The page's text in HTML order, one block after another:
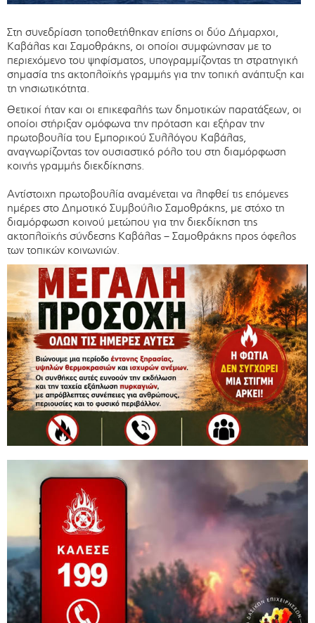
Στη συνεδρίαση τοποθετήθηκαν επίσης οι δύο Δήμαρχοι,
Καβάλας και Σαμοθράκης, οι οποίοι συμφώνησαν με το
περιεχόμενο του ψηφίσματος, υπογραμμίζοντας τη στρατηγική
σημασία της ακτοπλοϊκής γραμμής για την τοπική ανάπτυξη και
τη νησιωτικότητα.
Θετικοί ήταν και οι επικεφαλής των δημοτικών παρατάξεων, οι
οποίοι στήριξαν ομόφωνα την πρόταση και εξήραν την
πρωτοβουλία του Εμπορικού Συλλόγου Καβάλας,
αναγνωρίζοντας τον ουσιαστικό ρόλο του στη διαμόρφωση
κοινής γραμμής διεκδίκησης.
Αντίστοιχη πρωτοβουλία αναμένεται να ληφθεί τις επόμενες
ημέρες στο Δημοτικό Συμβούλιο Σαμοθράκης, με στόχο τη
διαμόρφωση κοινού μετώπου για την διεκδίκηση της
ακτοπλοϊκής σύνδεσης Καβάλας – Σαμοθράκης προς όφελος
των τοπικών κοινωνιών.